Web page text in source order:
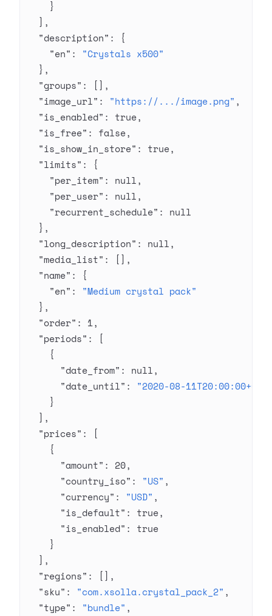
    }
  ],
  "description"
: {
    "en"
: "Crystals x500"
  },
  "groups"
: [],
  "image_url"
: "https://.../image.png" ,
  "is_enabled"
: true,
  "is_free"
: false,
  "is_show_in_store"
: true,
  "limits"
: {
    "per_item"
: null,
    "per_user"
: null,
    "recurrent_schedule"
: null
  },
  "long_description"
: null,
  "media_list"
: [],
  "name"
: {
    "en"
: "Medium crystal pack"
  },
  "order"
: 1,
  "periods"
: [
    {
      "date_from"
: null,
      "date_until"
: "2020-08-
    }
  ],
  "prices"
: [
    {
      "amount"
: 20,
      "country_iso"
: "US" ,
      "currency"
: "USD" ,
      "is_default"
: true,
      "is_enabled"
: true
    }
  ],
  "regions"
: [],
  "sku"
: "com.xsolla.crystal_pack_2" ,
  "type"
: "bundle" ,